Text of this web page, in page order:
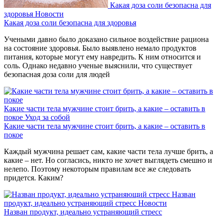
Какая доза соли безопасна для
здоровья Новости
Какая доза соли безопасна для здоровья
Учеными давно было доказано сильное воздействие рациона
на состояние здоровья. Было выявлено немало продуктов
питания, которые могут ему навредить. К ним относится и
соль. Однако недавно ученые выяснили, что существует
безопасная доза соли для людей
Какие части тела мужчине стоит брить, а какие – оставить в
покое Уход за собой
Какие части тела мужчине стоит брить, а какие – оставить в
покое
Каждый мужчина решает сам, какие части тела лучше брить, а
какие – нет. Но согласись, никто не хочет выглядеть смешно и
нелепо. Поэтому некоторым правилам все же следовать
придется. Каким?
Назван
продукт, идеально устраняющий стресс Новости
Назван продукт, идеально устраняющий стресс